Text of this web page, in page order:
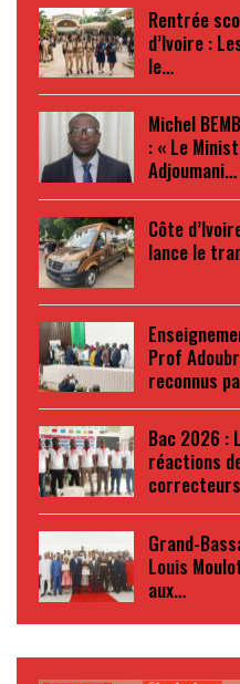
Rentrée
d’Ivoire :
le…
Michel
: « Le
Adjoumani…
Côte
lance le
Prof
reconnus
Bac 2026 :
réactions
correcteurs
Grand-
Louis
aux…